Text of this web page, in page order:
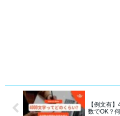
【例文有
数でOK？